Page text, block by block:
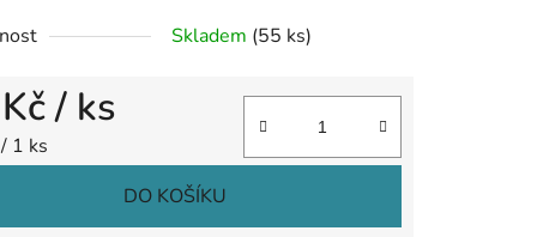
Skladem (55 ks)
/ ks
1 ks
DO KOŠÍKU